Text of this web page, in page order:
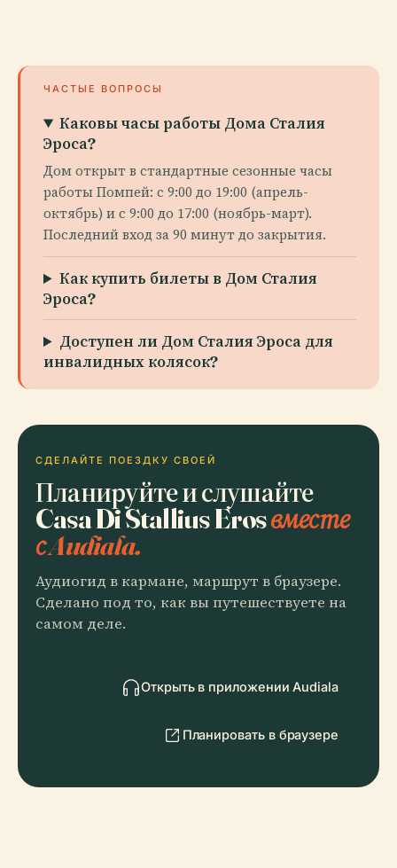
ЧАСТЫЕ ВОПРОСЫ
Каковы часы работы Дома Сталия
Эроса?
Дом открыт в стандартные сезонные часы
работы Помпей: с 9:00 до 19:00 (апрель-
октябрь) и с 9:00 до 17:00 (ноябрь-март).
Последний вход за 90 минут до закрытия.
Как купить билеты в Дом Сталия
Эроса?
Доступен ли Дом Сталия Эроса для
инвалидных колясок?
СДЕЛАЙТЕ ПОЕЗДКУ СВОЕЙ
Планируйте и слушайте
Casa Di Stallius Erosвместе
с Audiala.
Аудиогид в кармане, маршрут в браузере.
Сделано под то, как вы путешествуете на
самом деле.
Открыть в приложении Audiala
Планировать в браузере